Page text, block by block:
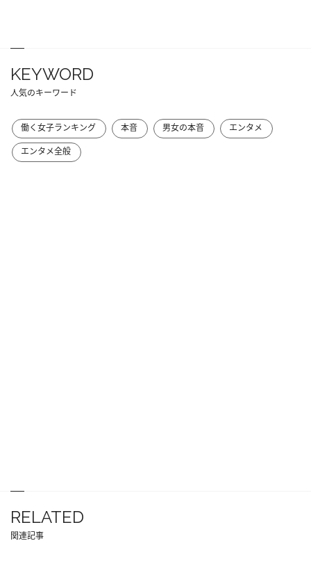
KEYWORD
人気のキーワード
働く女子ランキング 本音 男女の本音
エンタメ
エンタメ全般
RELATED
関連記事